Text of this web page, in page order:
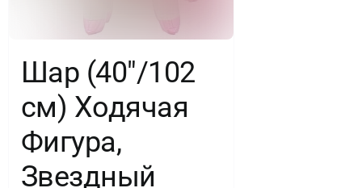
Шар (40″/102
см) Ходячая
Фигура,
Звездный